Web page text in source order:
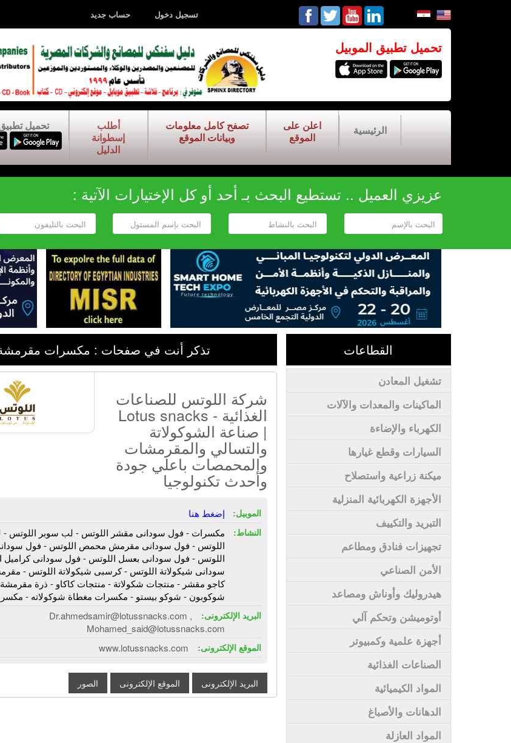
تسجيل دخول حساب جديد
تحميل تطبيق الموبيل
الرئيسية
اعلن على
الموقع
تصفح كامل معلومات
وبيانات الموقع
أطلب
إسطوانة
الدليل
تحميل
عزيزي العميل .. تستطيع البحث بـ أحد أو كل الإختيارات الآتية :
القطاعات
تشغيل المعادن
الماكينات والمعدات والآلات
الكهرباء والإضاءة
السيارات وقطع غيارها
ميكنة زراعية واستصلاح
الأجهزة الكهربائية المنزلية
التبريد والتكييف
تجهيزات فنادق ومطاعم
الأمن الصناعي
هيدروليك وأوناش ومصاعد
أوتوميشن وتحكم آلي
أجهزة علمية وكمبيوتر
الصناعات الغذائية
المواد الكيميائية
الدهانات والأصباغ
المواد العازلة
تذكر أنت في صفحات : مكسرات
شركة اللوتس للصناعات
الغذائية - Lotus snacks
| صناعة الشوكولاتة
والتسالي والمقرمشات
والمحمصات باعلي جودة
وأحدث تكنولوجيا
الموبيل: إضغط هنا
النشاط:
مكسرات - فول سودانى مقشر اللوتس - لب سوبر اللوتس -
اللوتس - فول سودانى مقرمش محمص اللوتس - فول
اللوتس - فول سودانى بعسل اللوتس - فول سودانى كراميل
سودانى شيكولاتة اللوتس - كرسبى شيكولاتة اللوتس -
كاجو مقشر - منتجات شكولاتة - منتجات كاكاو - ذرة
شوكوبون - شوكو بيستو - مكسرات مغطاة شوكولاته -
البريد الإلكترونى:
Dr.ahmedsamir@lotussnacks.com ,
Mohamed_said@lotussnacks.com
الموقع الإلكترونى: www.lotussnacks.com
البريد الإلكترونى الموقع الإلكترونى الصور